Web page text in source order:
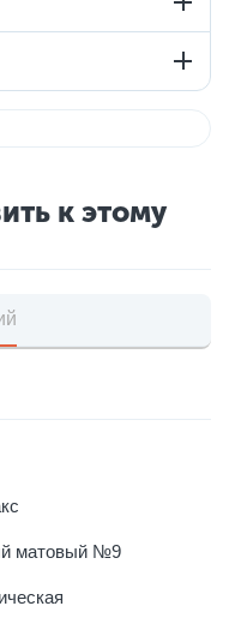
к этому
матовый №9